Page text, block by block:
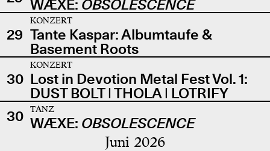
WÆXE: OBSOLESCENCE
29
KONZERT
Tante Kaspar: Albumtaufe &
Basement Roots
30
KONZERT
Lost in Devotion Metal Fest Vol. 1:
DUST BOLT | THOLA | LOTRIFY
30
TANZ
WÆXE: OBSOLESCENCE
Juni 2026